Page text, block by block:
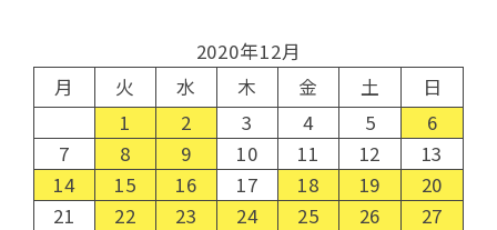
2020年12月
月
火 水 木 金 土
日
1
2 3 4 5
6
7
8 9 10 11 12
13
14
15 16 17 18 19
20
21
22 23 24 25 26
27